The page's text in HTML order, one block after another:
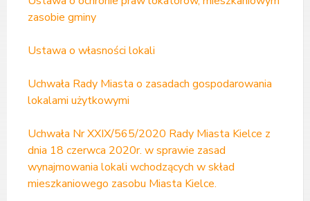
zasobie gminy
Ustawa o własności lokali
Uchwała Rady Miasta o zasadach gospodarowania
lokalami użytkowymi
Uchwała Nr XXIX/565/2020 Rady Miasta Kielce z
dnia 18 czerwca 2020r. w sprawie zasad
wynajmowania lokali wchodzących w skład
mieszkaniowego zasobu Miasta Kielce.